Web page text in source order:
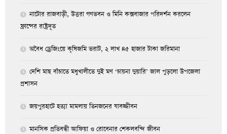
নাটোর রাজবাড়ী, উত্তরা গণভবন ও মিনি কক্সবাজার পরিদর্শন করলেন
ফ্রান্সের রাষ্ট্রদূত
অবৈধ ড্রেজিংয়ে কৃষিজমি ভরাট, ২ লাখ ৪৫ হাজার টাকা জরিমানা
দেশি মাছ বাঁচাতে মধুখালীতে দুই মণ ‘চায়না দুয়ারি’ জাল পুড়লো উপজেলা
প্রশাসন
জয়পুরহাটে হত্যা মামলায় তিনজনের যাবজ্জীবন
মানসিক প্রতিবন্ধী আফিয়া ও রোবেনার শেকলবন্দি জীবন